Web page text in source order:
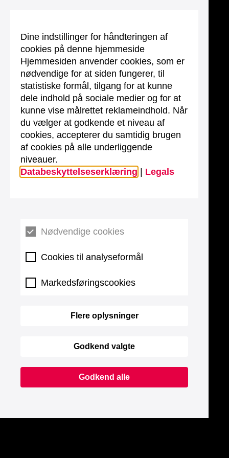
Dine indstillinger for håndteringen af
cookies på denne hjemmeside
Hjemmesiden anvender cookies, som er
nødvendige for at siden fungerer, til
statistiske formål, tilgang for at kunne
dele indhold på sociale medier og for at
kunne vise målrettet reklameindhold. Når
du vælger at godkende et niveau af
cookies, accepterer du samtidig brugen
af cookies på alle underliggende
niveauer.
Databeskyttelseserklæring
Legals
Nødvendige cookies
Cookies til analyseformål
Markedsføringscookies
Flere oplysninger
Godkend valgte
Godkend alle